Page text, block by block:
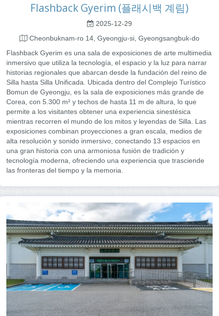
Flashback Gyerim (플래시백 계림)
2025-12-29
Cheonbuknam-ro 14, Gyeongju-si, Gyeongsangbuk-do
Flashback Gyerim es una sala de exposiciones de arte multimedia
inmersivo que utiliza la tecnología, el espacio y la luz para narrar
historias regionales que abarcan desde la fundación del reino de
Silla hasta Silla Unificada. Ubicada dentro del Complejo Turístico
Bomun de Gyeongju, es la sala de exposiciones más grande de
Corea, con 5.300 m² y techos de hasta 11 m de altura, lo que
permite a los visitantes obtener una experiencia sinestésica
mientras recorren el mundo de los mitos y leyendas de Silla. Las
exposiciones combinan proyecciones a gran escala, medios de
alta resolución y sonido inmersivo, conectando 13 espacios en
una gran historia con una armoniosa fusión de tradición y
tecnología moderna, ofreciendo una experiencia que trasciende
las fronteras del tiempo y la memoria.